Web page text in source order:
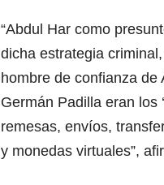
“Abdul Har como
dicha estrategia
hombre de confianza de
Germán Padilla eran los
remesas, envíos,
y monedas virtuales”,